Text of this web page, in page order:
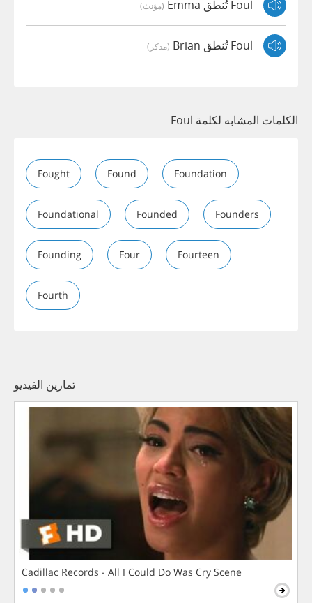
Foul تُنطق Emma (مؤنث)
Foul تُنطق Brian (مذكر)
الكلمات المشابه لكلمة Foul
Fought Found Foundation
Foundational Founded Founders
Founding Four Fourteen
Fourth
تمارين الفيديو
Cadillac Records - All I Could Do Was Cry Scene